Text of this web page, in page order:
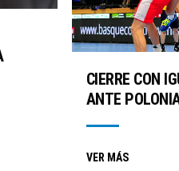
CIERRE CON
ANTE
VER MÁS